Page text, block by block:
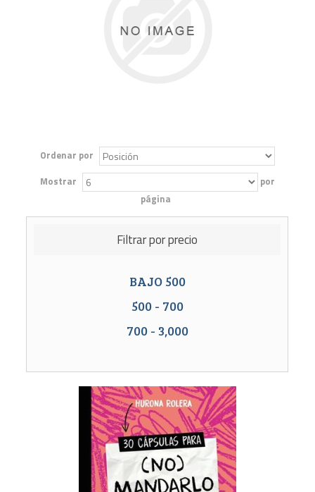
Ordenar por
Mostrar
por
página
Filtrar por precio
BAJO 500
500- 700
700- 3,000